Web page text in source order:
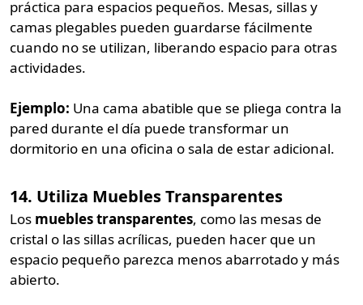
práctica para espacios pequeños. Mesas, sillas y
camas plegables pueden guardarse fácilmente
cuando no se utilizan, liberando espacio para otras
actividades.
Ejemplo: Una cama abatible que se pliega contra la
pared durante el día puede transformar un
dormitorio en una oficina o sala de estar adicional.
14. Utiliza Muebles Transparentes
Los muebles transparentes, como las mesas de
cristal o las sillas acrílicas, pueden hacer que un
espacio pequeño parezca menos abarrotado y más
abierto.